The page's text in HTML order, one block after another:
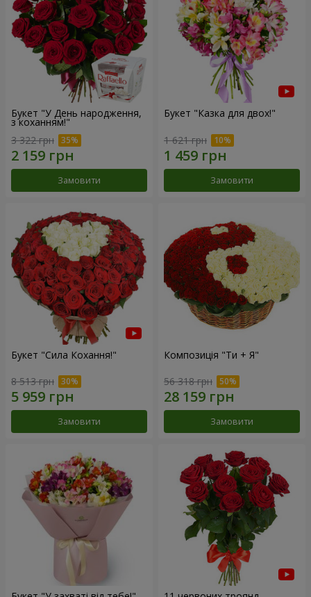
Букет "У День народження,
з коханням!"
3 322 грн
Замовити
Букет "Казка для двох!"
1 621 грн
Замовити
Букет "Сила Кохання!"
8 513 грн
Замовити
Композиція "Ти + Я"
56 318 грн
Замовити